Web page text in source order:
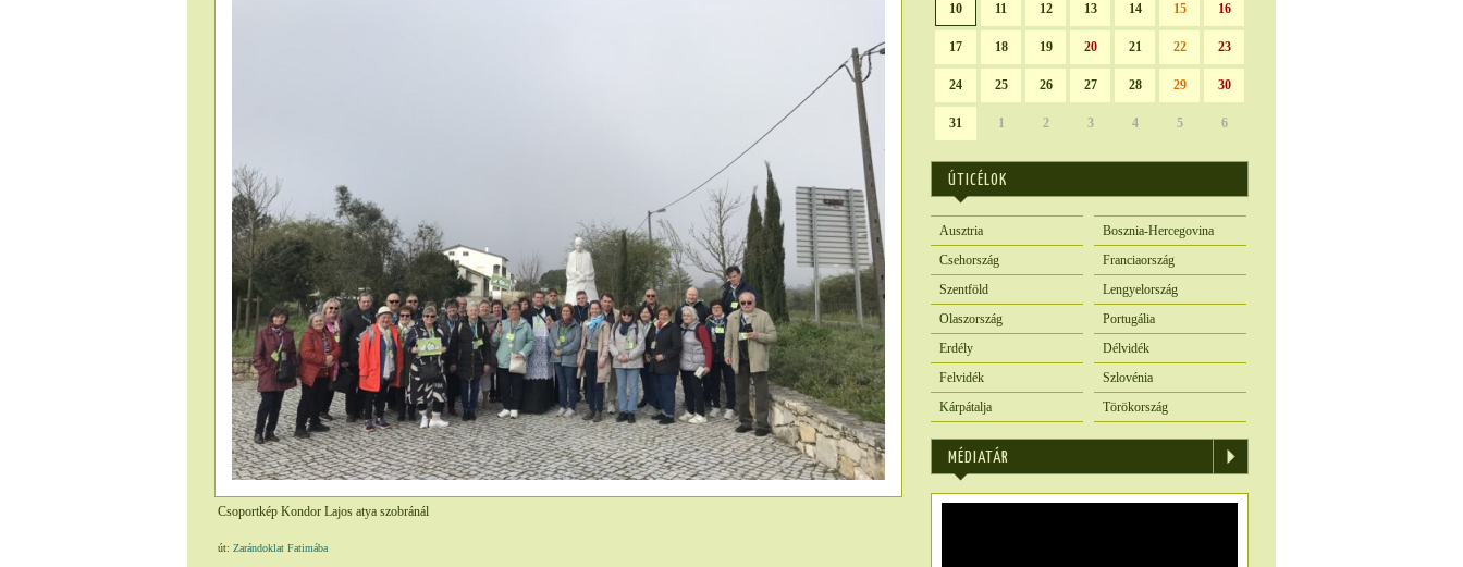
Csoportkép Kondor Lajos atya szobránál
út: Zarándoklat Fatimába
10 11 12 13 14 15 16
17 18 19 20 21 22 23
24 25 26 27 28 29 30
31 1 2 3 4 5 6
ÚTICÉLOK
Ausztria
Bosznia-Hercegovina
Csehország
Franciaország
Szentföld
Lengyelország
Olaszország
Portugália
Erdély
Délvidék
Felvidék
Szlovénia
Kárpátalja
Törökország
MÉDIATÁR